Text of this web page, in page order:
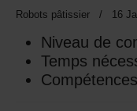
Robots pâtissier 16
Niveau de
Temps